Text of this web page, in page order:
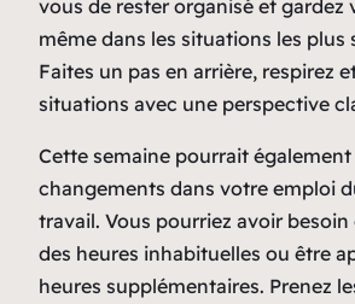
vous de rester organisé et gardez
même dans les situations les plus
Faites un pas en arrière, respirez
situations avec une perspective
Cette semaine pourrait également
changements dans votre emploi
travail. Vous pourriez avoir besoin
des heures inhabituelles ou être
heures supplémentaires. Prenez